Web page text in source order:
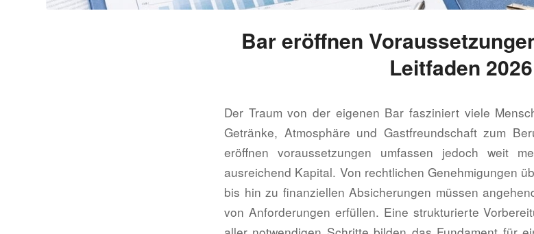
Bar eröffnen
Leitfaden 2026
Der Traum von der eigenen Bar fasziniert viele
Getränke, Atmosphäre und Gastfreundschaft zum
eröffnen voraussetzungen umfassen jedoch weit
ausreichend Kapital. Von rechtlichen Genehmigungen
bis hin zu finanziellen Absicherungen müssen
von Anforderungen erfüllen. Eine strukturierte